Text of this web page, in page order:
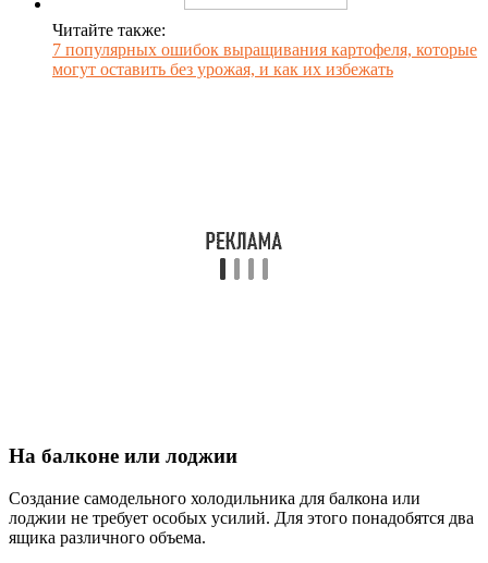
Читайте также:
7 популярных ошибок выращивания картофеля, которые
могут оставить без урожая, и как их избежать
На балконе или лоджии
Создание самодельного холодильника для балкона или
лоджии не требует особых усилий. Для этого понадобятся два
ящика различного объема.